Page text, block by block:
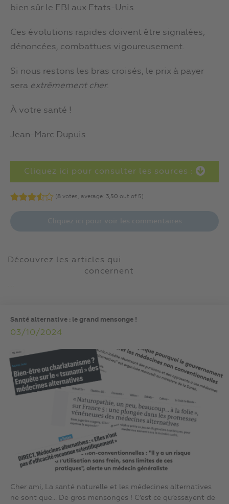
bien sûr le FBI aux Etats-Unis.
Ces évolutions rapides doivent être signalées,
dénoncées, combattues vigoureusement.
Si nous restons les bras croisés, le prix à payer
sera extrêmement cher.
À votre santé !
Jean-Marc Dupuis
Cliquez ici pour consulter les sources :
(8 votes, average: 3,50 out of 5)
Découvrez les articles qui
concernent
...
Santé alternative : le grand mensonge !
03/10/2024
Cher ami, La santé naturelle et les médecines alternatives
ne sont que… De gros mensonges ! C’est ce qu’essayent de